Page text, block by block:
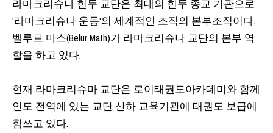
라마크리슈나 힌두 교단은 최대의 힌두 종교 기관으로
'라마크리슈나 운동'의 세계적인 조직의 본부조직이다.
벨루르 마스(Belur Math)가 라마크리슈나 교단의 본부 역
할을 하고 있다.
현재 라마크리슈마 교단은 로이태권도아카데미와 함께
인도 전역에 있는 교단 산하 교육기관에 태권도 보급에
힘쓰고 있다.